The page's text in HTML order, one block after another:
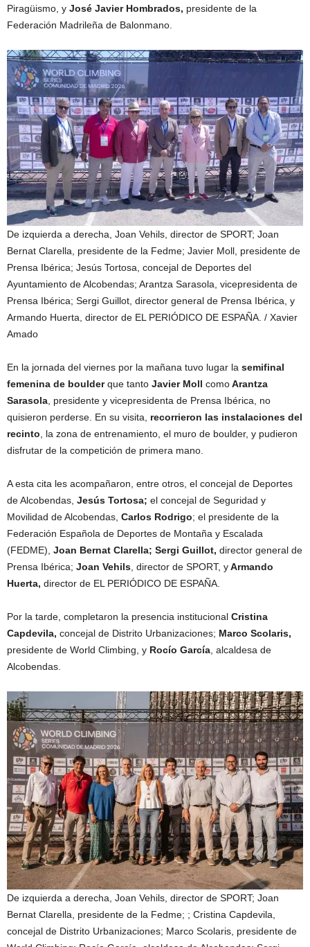
Piragüismo, y José Javier Hombrados, presidente de la
Federación Madrileña de Balonmano.
De izquierda a derecha, Joan Vehils, director de SPORT; Joan
Bernat Clarella, presidente de la Fedme; Javier Moll, presidente de
Prensa Ibérica; Jesús Tortosa, concejal de Deportes del
Ayuntamiento de Alcobendas; Arantza Sarasola, vicepresidenta de
Prensa Ibérica; Sergi Guillot, director general de Prensa Ibérica, y
Armando Huerta, director de EL PERIÓDICO DE ESPAÑA. / Xavier
Amado
En la jornada del viernes por la mañana tuvo lugar la semifinal
femenina de boulderque tanto Javier Moll comoArantza
Sarasola , presidente y vicepresidenta de Prensa Ibérica, no
quisieron perderse. En su visita,
recorrieron las instalaciones del
recinto , la zona de entrenamiento, el muro de boulder, y pudieron
disfrutar de la competición de primera mano.
A esta cita les acompañaron, entre otros, el concejal de Deportes
de Alcobendas, Jesús Tortosa; el concejal de Seguridad y
Movilidad de Alcobendas, Carlos Rodrigo; el presidente de la
Federación Española de Deportes de Montaña y Escalada
(FEDME), Joan Bernat Clarella; Sergi Guillot, director general de
Prensa Ibérica; Joan Vehils , director de SPORT, yArmando
Huerta, director de EL PERIÓDICO DE ESPAÑA.
Por la tarde, completaron la presencia institucional Cristina
Capdevila, concejal de Distrito Urbanizaciones; Marco Scolaris,
presidente de World Climbing, y Rocío García , alcaldesa de
Alcobendas.
De izquierda a derecha, Joan Vehils, director de SPORT; Joan
Bernat Clarella, presidente de la Fedme; ; Cristina Capdevila,
concejal de Distrito Urbanizaciones; Marco Scolaris, presidente de